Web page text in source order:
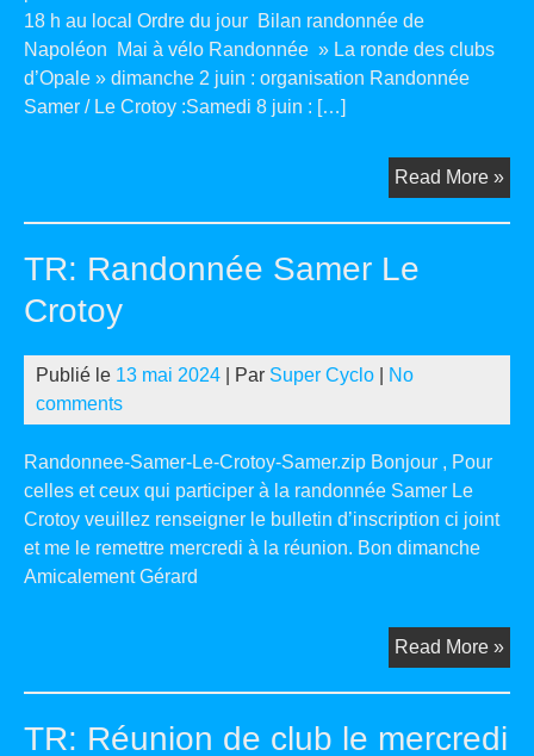
18 h au local Ordre du jour Bilan randonnée de
Napoléon Mai à vélo Randonnée » La ronde des clubs
d’Opale » dimanche 2 juin : organisation Randonnée
Samer / Le Crotoy :Samedi 8 juin : […]
Read More »
TR: Randonnée Samer Le
Crotoy
Publié le 13 mai 2024 | Par Super Cyclo
No
comments
Randonnee-Samer-Le-Crotoy-Samer.zip Bonjour , Pour
celles et ceux qui participer à la randonnée Samer Le
Crotoy veuillez renseigner le bulletin d’inscription ci joint
et me le remettre mercredi à la réunion. Bon dimanche
Amicalement Gérard
Read More »TR:
Le
TR: Réunion de club le mercredi